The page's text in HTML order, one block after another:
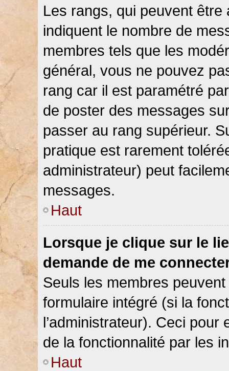
Les rangs, qui peuvent être
indiquent le nombre de
membres tels que les
général, vous ne pouvez
rang car il est paramétré
de poster des messages
passer au rang supérieur.
pratique est rarement
administrateur) peut
messages.
Haut
Lorsque je clique sur le
demande de me
Seuls les membres
formulaire intégré (si la
l’administrateur). Ceci pour
de la fonctionnalité par les
Haut